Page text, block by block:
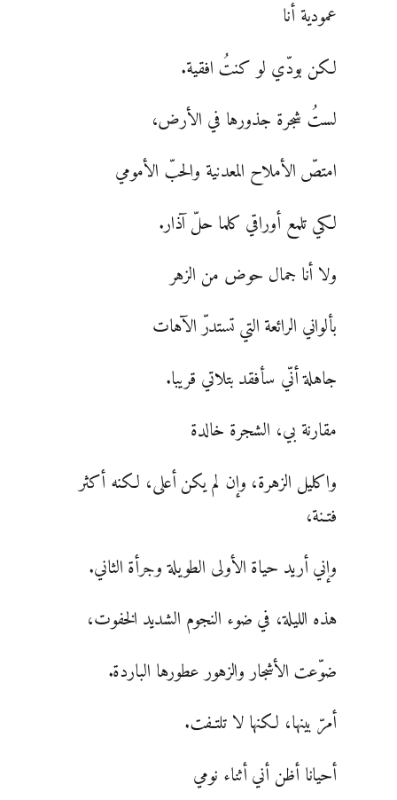
عمودية أنا
لكن بودّي لو كنتُ افقية.
لستُ شجرة جذورها في الأرض،
امتصّ الأملاح المعدنية والحبّ الأمومي
لكي تلمع أوراقي كلما حلّ آذار.
ولا أنا جمال حوض من الزهر
بألواني الرائعة التي تستدرّ الآهات
جاهلة أنّي سأفقد بتلاتي قريبا.
مقارنة بي، الشجرة خالدة
واكليل الزهرة، وإن لم يكن أعلى، لكنه أكثر
فتـنة،
وإني أريد حياة الأولى الطويلة وجرأة الثاني.
هذه الليلة، في ضوء النجوم الشديد الخفوت،
ضوّعت الأشجار والزهور عطورها الباردة.
أمرّ بينها، لكنها لا تلتـفت.
أحيانا أظن أني أثناء نومي